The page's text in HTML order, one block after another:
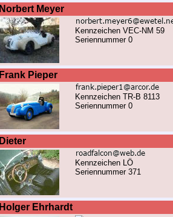
Norbert Meyer
Kennzeichen VEC-NM 59
Seriennummer 0
Frank Pieper
Kennzeichen TR-B 8113
Seriennummer 0
Dieter
Kennzeichen LÖ
Seriennummer 371
Holger Ehrhardt